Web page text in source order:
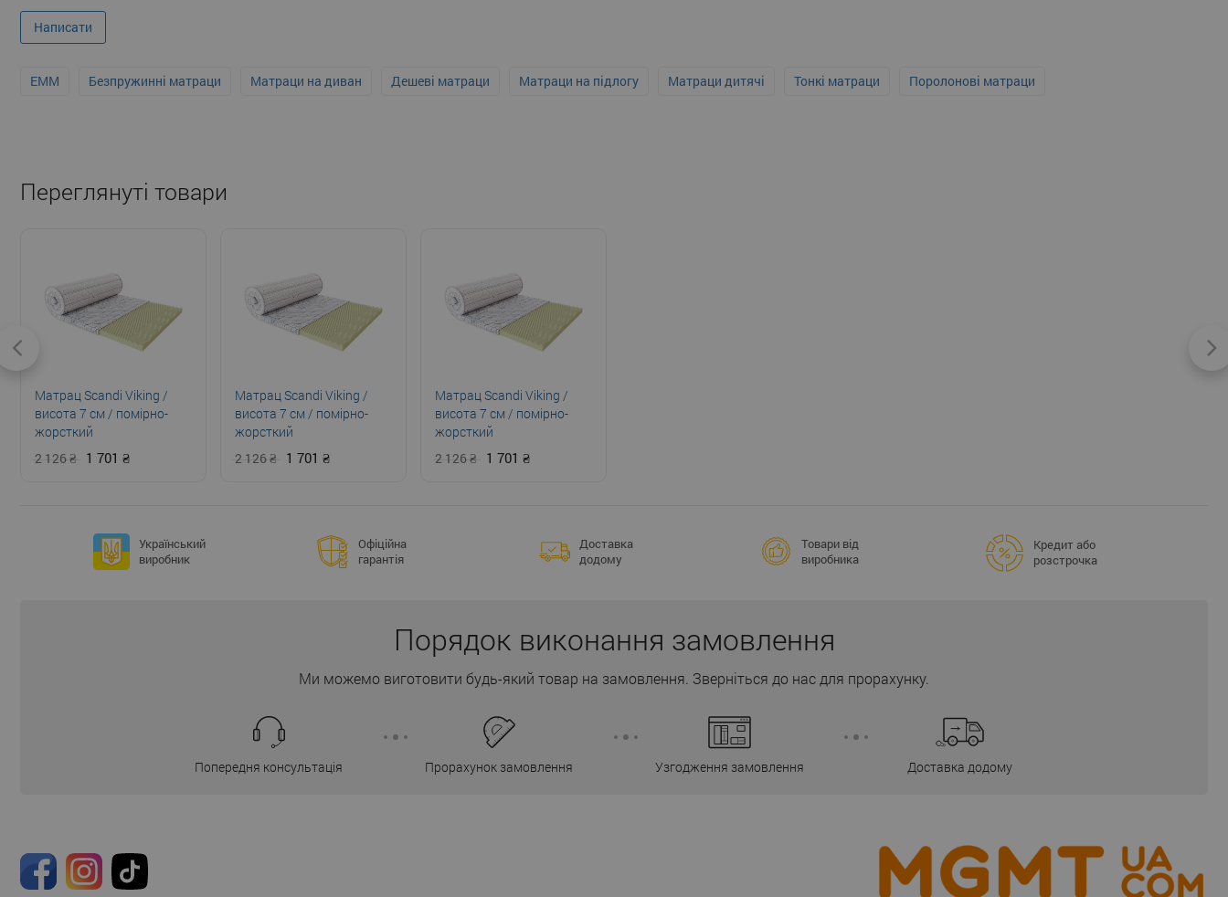
Написати
EMM Безпружинні матраци Матраци на диван Дешеві матраци Матраци на підлогу Матраци дитячі Тонкі матраци Поролонові матраци
Переглянуті товари
Матрац Scandi Viking /
висота 7 см / помірно-
жорсткий
2 126
1 701
Матрац Scandi Viking /
висота 7 см / помірно-
жорсткий
2 126
1 701
Матрац Scandi Viking /
висота 7 см / помірно-
жорсткий
2 126
1 701
Український
виробник
Офіційна
гарантія
Доставка
додому
Товари від
виробника
Кредит або
розстрочка
Порядок виконання замовлення
Ми можемо виготовити будь-який товар на замовлення. Зверніться до нас для прорахунку.
Попередня консультація Прорахунок замовлення Узгодження замовлення Доставка додому